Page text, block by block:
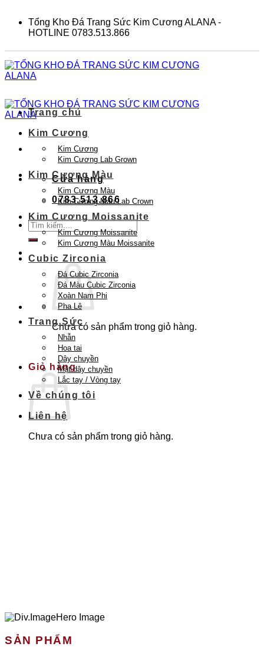
content
Tổng Kho Đá Trang Sức Kim Cương ALANA -
HOTLINE 0783.513.866
Cửa hàng
0783.513.866
Tìm
kiếm:
Chưa có sản phẩm trong giỏ hàng.
Quay trở lại cửa hàng
Giỏ hàng
Chưa có sản phẩm trong giỏ hàng.
Trang chủ
Kim Cương
Kim Cương
Kim Cương Lab Grown
Kim Cương Màu
Kim Cương Màu
Kim Cương Màu Lab Crown
Kim Cương Moissanite
Kim Cương Moissanite
Kim Cương Màu Moissanite
Cubic Zirconia
Đá Cubic Zirconia
Đá Màu Cubic Zirconia
Xoàn Nam Phi
Pha Lê
Trang Sức
Nhẫn
Hoa tai
Dây chuyền
Mặt dây chuyền
Lắc tay / Vòng tay
Về chúng tôi
Liên hệ
SẢN PHẨM